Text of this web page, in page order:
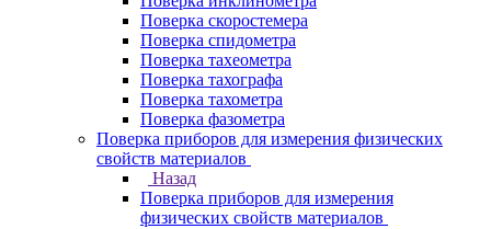
Поверка скоростемера
Поверка спидометра
Поверка тахеометра
Поверка тахографа
Поверка тахометра
Поверка фазометра
Поверка приборов для измерения физических
свойств материалов
Назад
Поверка приборов для измерения
физических свойств материалов